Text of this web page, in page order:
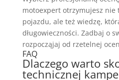
motoexpert otrzymujesz nie
pojazdu, ale też wiedzę,
długowieczności. Zadbaj o
rozpocząjaj od rzetelnej
FAQ
Dlaczego warto
technicznej